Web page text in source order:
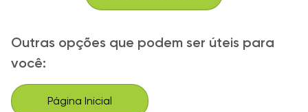
Outras opções que podem ser úteis para
você:
Página Inicial